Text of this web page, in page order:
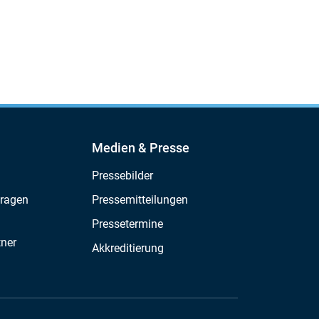
Medien & Presse
Pressebilder
Pressemitteilungen
Pressetermine
Akkreditierung